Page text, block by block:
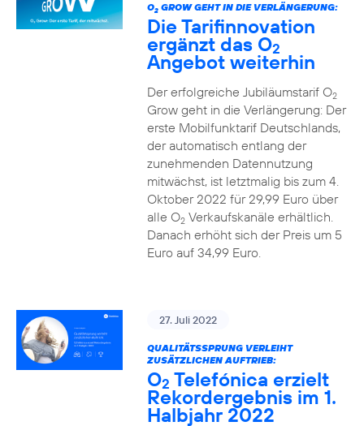
O2GROW GEHT IN DIE VERLÄNGERUNG:
Die Tarifinnovation
ergänzt das O2
Angebot weiterhin
Der erfolgreiche Jubiläumstarif O2
Grow geht in die Verlängerung: Der
erste Mobilfunktarif Deutschlands,
der automatisch entlang der
zunehmenden Datennutzung
mitwächst, ist letztmalig bis zum 4.
Oktober 2022 für 29,99 Euro über
alle O2Verkaufskanäle erhältlich.
Danach erhöht sich der Preis um 5
Euro auf 34,99 Euro.
27. Juli 2022
QUALITÄTSSPRUNG VERLEIHT
ZUSÄTZLICHEN AUFTRIEB:
O2 Telefónica erzielt
Rekordergebnis im 1.
Halbjahr 2022